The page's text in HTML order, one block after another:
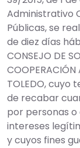
Administrativo
Públicas, se
de diez días
CONSEJO DE
COOPERACIÓN
TOLEDO,
de recabar
por personas
intereses
y cuyos fines